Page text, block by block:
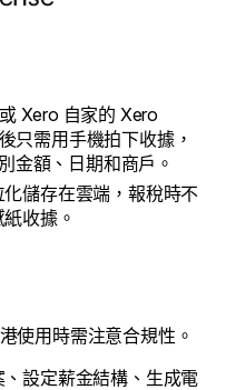
Xero 自家的 Xero
只需用手機拍下收據，
金額、日期和商戶。
儲存在雲端，報稅時不
收據。
使用時需注意合規性。
設定薪金結構、生成電